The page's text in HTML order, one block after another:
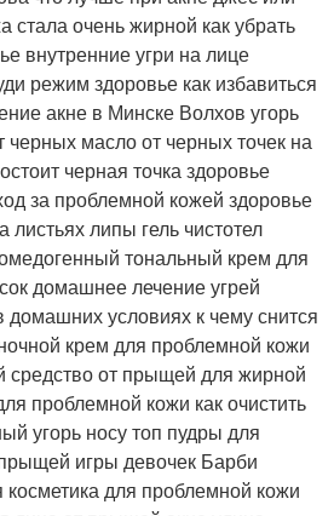
стала очень жирной как убрать
внутренние угри на лице
режим здоровье как избавиться
акне в Минске Волхов угорь
черных масло от черных точек на
черная точка здоровье
за проблемной кожей здоровье
листьях липы гель чистотел
тональный крем для
домашнее лечение угрей
домашних условиях к чему снится
крем для проблемной кожи
от прыщей для жирной
проблемной кожи как очистить
угорь носу топ пудры для
игры девочек Барби
для проблемной кожи